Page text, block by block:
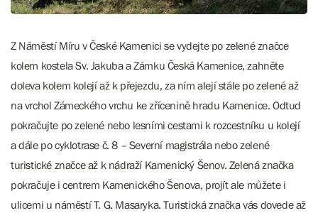
Z Náměstí Míru v České Kamenici se vydejte po zelené značce
kolem kostela Sv. Jakuba a Zámku Česká Kamenice, zahněte
doleva kolem kolejí až k přejezdu, za ním alejí stále po zelené až
na vrchol Zámeckého vrchu ke zřícenině hradu Kamenice. Odtud
pokračujte po zelené nebo lesními cestami k rozcestníku u kolejí
a dále po cyklotrase č. 8 – Severní magistrála nebo zelené
turistické značce až k nádraží Kamenický Šenov. Zelená značka
pokračuje i centrem Kamenického Šenova, projít ale můžete i
ulicemi u náměstí T. G. Masaryka. Turistická značka vás dovede až